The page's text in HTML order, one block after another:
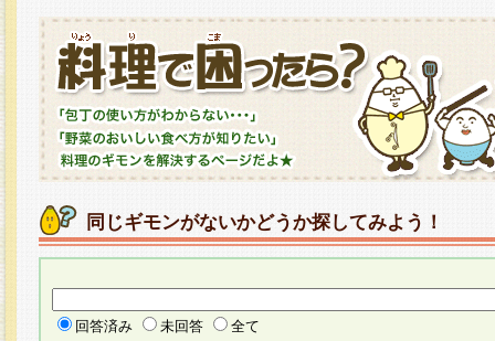
同じギモンがないかどうか探してみよう！
回答済み 未回答 全て